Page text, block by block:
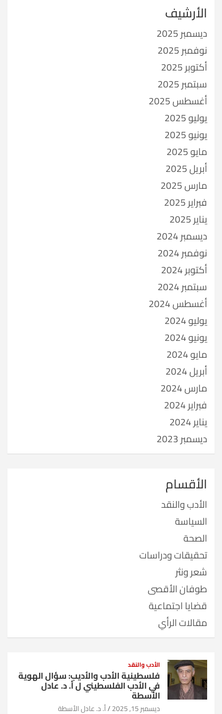
الأرشيف
ديسمبر 2025
نوفمبر 2025
أكتوبر 2025
سبتمبر 2025
أغسطس 2025
يوليو 2025
يونيو 2025
مايو 2025
أبريل 2025
مارس 2025
فبراير 2025
يناير 2025
ديسمبر 2024
نوفمبر 2024
أكتوبر 2024
سبتمبر 2024
أغسطس 2024
يوليو 2024
يونيو 2024
مايو 2024
أبريل 2024
مارس 2024
فبراير 2024
يناير 2024
ديسمبر 2023
الأقسام
الأدب والنقد
السياسة
الصحة
تحقيقات ودراسات
شعر ونثر
طوفان الأقصى
قضايا اجتماعية
مقالات الرأي
الأدب والنقد
فلسطينية الأدب والأديب: سؤال الهوية
في الأدب الفلسطيني ل أ. د. عادل
الأسطة
ديسمبر 15, 2025 أ. د. عادل الأسطة